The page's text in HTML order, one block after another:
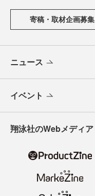
寄稿・取材企画募集
ニュース
イベント
翔泳社のWebメディア